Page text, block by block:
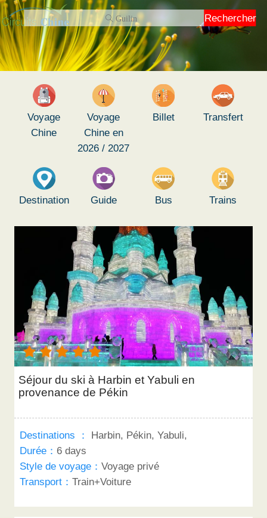
Rechercher
Voyage
Chine
Voyage
Chine en
2026 / 2027
Billet Transfert
Destination Guide Bus Trains
Séjour du ski à Harbin et Yabuli en
provenance de Pékin
Destinations ：
Harbin, Pékin, Yabuli,
Durée： 6 days
Style de voyage：Voyage privé
Transport：Train+Voiture